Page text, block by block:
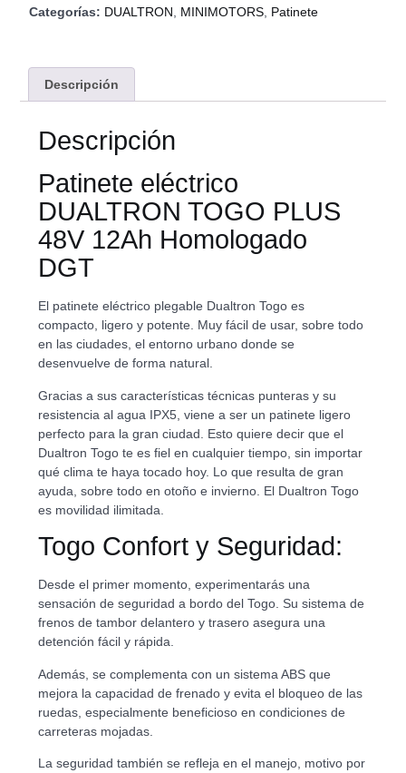
Categorías: DUALTRON MINIMOTORS Patinete
Descripción
Descripción
Patinete eléctrico
DUALTRON TOGO PLUS
48V 12Ah Homologado
DGT
El patinete eléctrico plegable Dualtron Togo es
compacto, ligero y potente. Muy fácil de usar, sobre todo
en las ciudades, el entorno urbano donde se
desenvuelve de forma natural.
Gracias a sus características técnicas punteras y su
resistencia al agua IPX5, viene a ser un patinete ligero
perfecto para la gran ciudad. Esto quiere decir que el
Dualtron Togo te es fiel en cualquier tiempo, sin importar
qué clima te haya tocado hoy. Lo que resulta de gran
ayuda, sobre todo en otoño e invierno. El Dualtron Togo
es movilidad ilimitada.
Togo Confort y Seguridad:
Desde el primer momento, experimentarás una
sensación de seguridad a bordo del Togo. Su sistema de
frenos de tambor delantero y trasero asegura una
detención fácil y rápida.
Además, se complementa con un sistema ABS que
mejora la capacidad de frenado y evita el bloqueo de las
ruedas, especialmente beneficioso en condiciones de
carreteras mojadas.
La seguridad también se refleja en el manejo, motivo por